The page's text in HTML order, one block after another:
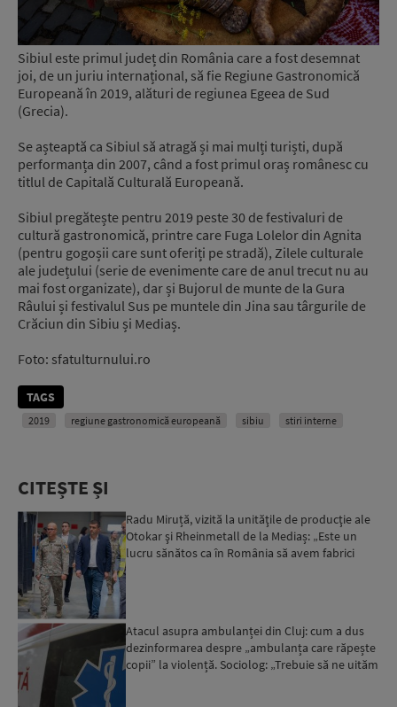
Sibiul este primul județ din România care a fost desemnat
joi, de un juriu internațional, să fie Regiune Gastronomică
Europeană în 2019, alături de regiunea Egeea de Sud
(Grecia).
Se așteaptă ca Sibiul să atragă și mai mulți turiști, după
performanța din 2007, când a fost primul oraș românesc cu
titlul de Capitală Culturală Europeană.
Sibiul pregătește pentru 2019 peste 30 de festivaluri de
cultură gastronomică, printre care Fuga Lolelor din Agnita
(pentru gogoșii care sunt oferiți pe stradă), Zilele culturale
ale județului (serie de evenimente care de anul trecut nu au
mai fost organizate), dar și Bujorul de munte de la Gura
Râului și festivalul Sus pe muntele din Jina sau târgurile de
Crăciun din Sibiu și Mediaș.
Foto: sfatulturnului.ro
TAGS
2019 regiune gastronomică europeană sibiu stiri interne
CITEȘTE ȘI
Radu Miruță, vizită la unităţile de producţie ale
Otokar şi Rheinmetall de la Mediaș: „Este un
lucru sănătos ca în România să avem fabrici
Atacul asupra ambulanței din Cluj: cum a dus
dezinformarea despre „ambulanța care răpește
copii” la violență. Sociolog: „Trebuie să ne uităm